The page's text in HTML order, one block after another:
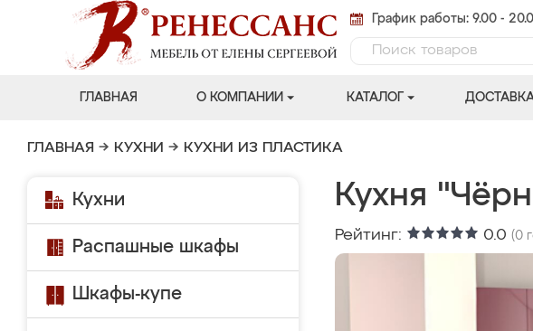
График работы: 9.00 -
ГЛАВНАЯ О КОМПАНИИ КАТАЛОГ
ГЛАВНАЯ → КУХНИ → КУХНИ ИЗ ПЛАСТИКА
Кухни
Распашные шкафы
Шкафы-купе
Кухня
Рейтинг: 0.0 (0